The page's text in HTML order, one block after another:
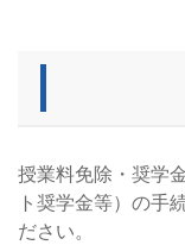
2026/04/28
イベント等
奨学金（JASSO）
授業料免除・奨学
ト奨学金等）の手
ださい。